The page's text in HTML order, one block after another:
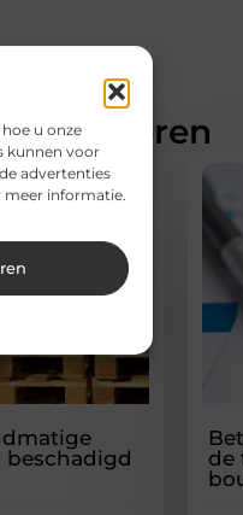
u onze
kunnen voor
advertenties
meer informatie.
de